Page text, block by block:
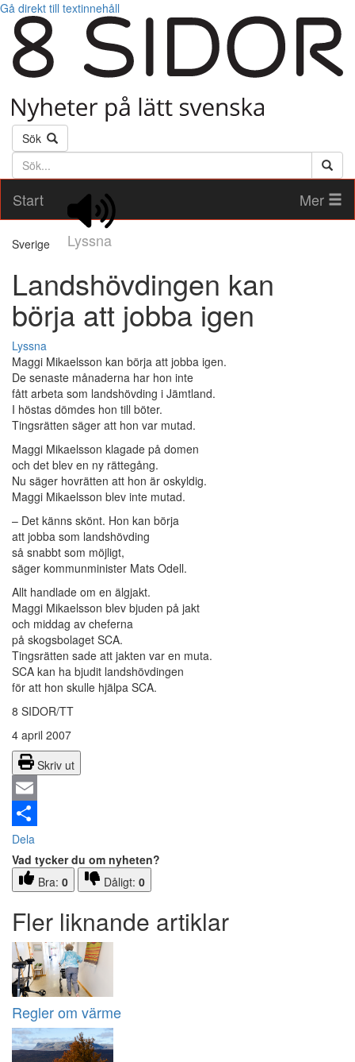
Gå direkt till textinnehåll
Sök
Söktext
Start
Lyssna
Mer
Sverige
Landshövdingen kan
börja att jobba igen
Lyssna
Maggi Mikaelsson kan börja att jobba igen.
De senaste månaderna har hon inte
fått arbeta som landshövding i Jämtland.
I höstas dömdes hon till böter.
Tingsrätten säger att hon var mutad.
Maggi Mikaelsson klagade på domen
och det blev en ny rättegång.
Nu säger hovrätten att hon är oskyldig.
Maggi Mikaelsson blev inte mutad.
– Det känns skönt. Hon kan börja
att jobba som landshövding
så snabbt som möjligt,
säger kommunminister Mats Odell.
Allt handlade om en älgjakt.
Maggi Mikaelsson blev bjuden på jakt
och middag av cheferna
på skogsbolaget SCA.
Tingsrätten sade att jakten var en muta.
SCA kan ha bjudit landshövdingen
för att hon skulle hjälpa SCA.
8 SIDOR/TT
4 april 2007
Skriv ut
Email
Dela
Vad tycker du om nyheten?
Bra: 0 Dåligt: 0
Fler liknande artiklar
Regler om värme